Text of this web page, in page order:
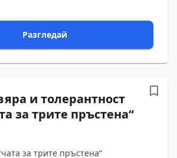
Разгледай
и толерантност
за трите пръстена“
за трите пръстена“